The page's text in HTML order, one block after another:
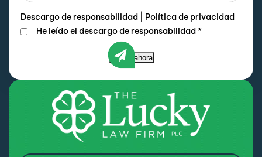
Descargo de responsabilidad
Política de privacidad
He leído el descargo de responsabilidad*
Enviar ahora